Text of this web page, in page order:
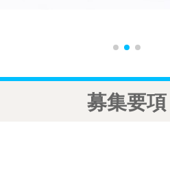
募集要項